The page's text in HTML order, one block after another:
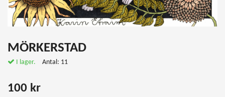
MÖRKERSTAD
I lager. Antal: 11
100 kr